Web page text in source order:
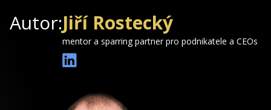
Autor:Jiří Rostecký
mentor a sparring partner pro podnikatele a CEOs